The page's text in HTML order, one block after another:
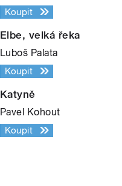
Koupit
Elbe, velká řeka
Luboš Palata
Koupit
Katyně
Pavel Kohout
Koupit